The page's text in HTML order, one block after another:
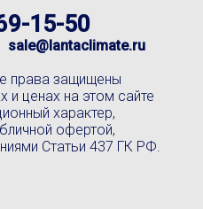
15-50
sale@lantaclimate.ru
права защищены
и ценах на этом сайте
характер,
офертой,
Статьи 437 ГК РФ.